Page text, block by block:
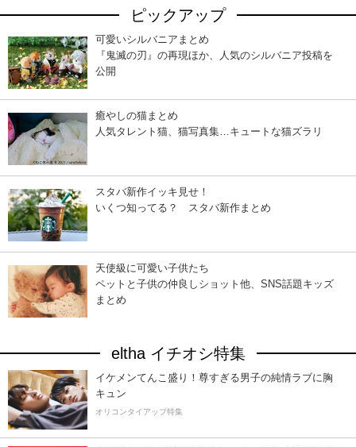
ピックアップ
可愛いシルバニアまとめ
『鬼滅の刃』の再現ほか、人気のシルバニア投稿を
公開
癒やしの猫まとめ
人気タレント猫、猫写真集…キュートな猫ズラリ
スタバ新作イッキ見せ！
いくつ知ってる？ スタバ新作まとめ
天使級に可愛い子供たち
ペットと子供の仲良しショット他、SNS話題キッズ
まとめ
eltha イチオシ特集
イケメンてんこ盛り！尊すぎる男子の純情ラブに胸
キュン
オリコンタイアップ特集